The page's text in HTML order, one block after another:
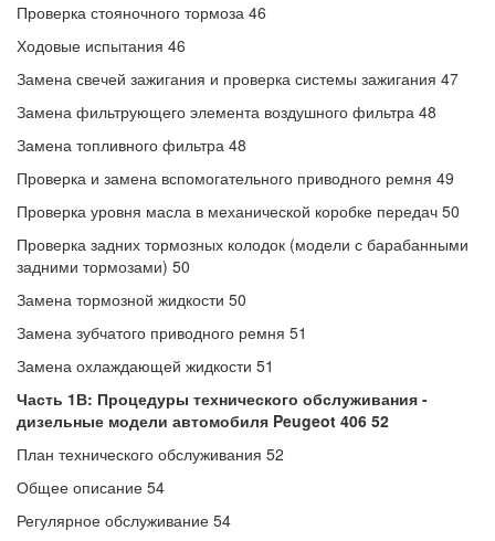
Проверка стояночного тормоза 46
Ходовые испытания 46
Замена свечей зажигания и проверка системы зажигания 47
Замена фильтрующего элемента воздушного фильтра 48
Замена топливного фильтра 48
Проверка и замена вспомогательного приводного ремня 49
Проверка уровня масла в механической коробке передач 50
Проверка задних тормозных колодок (модели с барабанными
задними тормозами) 50
Замена тормозной жидкости 50
Замена зубчатого приводного ремня 51
Замена охлаждающей жидкости 51
Часть 1В: Процедуры технического обслуживания -
дизельные модели автомобиля Peugeot 406 52
План технического обслуживания 52
Общее описание 54
Регулярное обслуживание 54